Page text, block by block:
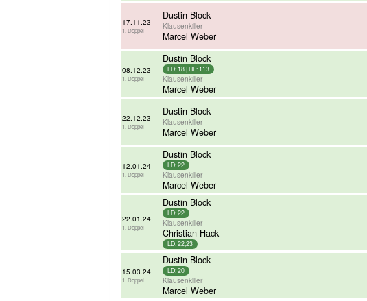
17.11.23
1. Doppel
Dustin Block
Klausenkiller
Marcel Weber
08.12.23
1. Doppel
Dustin Block
LD: 18 | HF: 113
Klausenkiller
Marcel Weber
22.12.23
1. Doppel
Dustin Block
Klausenkiller
Marcel Weber
12.01.24
1. Doppel
Dustin Block
LD: 22
Klausenkiller
Marcel Weber
22.01.24
1. Doppel
Dustin Block
LD: 22
Klausenkiller
Christian Hack
LD: 22,23
15.03.24
1. Doppel
Dustin Block
LD: 20
Klausenkiller
Marcel Weber